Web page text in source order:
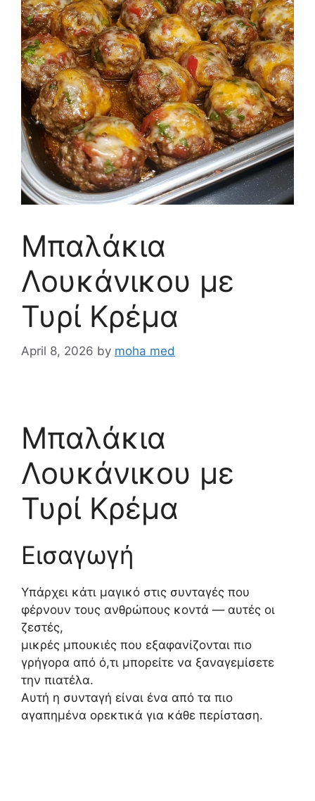
Μπαλάκια
Λουκάνικου με
Τυρί Κρέμα
April 8, 2026 by moha med
Μπαλάκια
Λουκάνικου με
Τυρί Κρέμα
Εισαγωγή
Υπάρχει κάτι μαγικό στις συνταγές που
φέρνουν τους ανθρώπους κοντά — αυτές οι
ζεστές,
μικρές μπουκιές που εξαφανίζονται πιο
γρήγορα από ό,τι μπορείτε να ξαναγεμίσετε
την πιατέλα.
Αυτή η συνταγή είναι ένα από τα πιο
αγαπημένα ορεκτικά για κάθε περίσταση.